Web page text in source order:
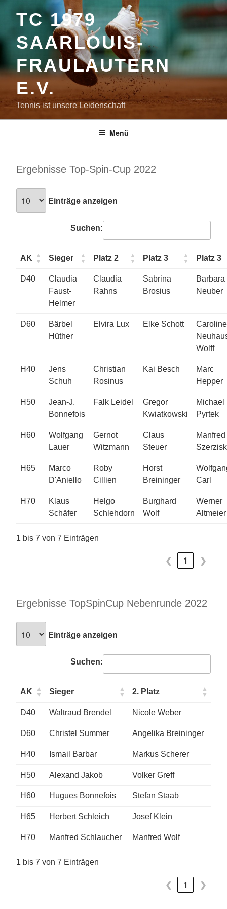
InhaltTC 1979
SAARLOUIS-
FRAULAUTERN
E.V.
Tennis ist unsere Leidenschaft
Menü
Ergebnisse Top-Spin-Cup 2022
Einträge anzeigen
Suchen:
AK Sieger Platz 2 Platz 3 Platz 3
D40
Claudia
Faust-
Helmer
Claudia
Rahns
Sabrina
Brosius
Barbara
Neuber
D60
Bärbel
Hüther
Elvira Lux Elke Schott
Caroline
Wolff
H40
Jens
Schuh
Christian
Rosinus
Kai Besch
Marc
Hepper
H50
Jean-J.
Bonnefois
Falk Leidel
Gregor
Kwiatkowski
Michael
Pyrtek
H60
Wolfgang
Lauer
Gernot
Witzmann
Claus
Steuer
Manfred
H65
Marco
D'Aniello
Roby
Cillien
Horst
Breininger
Carl
H70
Klaus
Schäfer
Helgo
Schlehdorn
Burghard
Wolf
Werner
Altmeier
1 bis 7 von 7 Einträgen
❮ 1 ❯
Ergebnisse TopSpinCup Nebenrunde 2022
Einträge anzeigen
Suchen:
AK Sieger 2. Platz
D40 Waltraud Brendel Nicole Weber
D60 Christel Summer Angelika Breininger
H40 Ismail Barbar Markus Scherer
H50 Alexand Jakob Volker Greff
H60 Hugues Bonnefois Stefan Staab
H65 Herbert Schleich Josef Klein
H70 Manfred Schlaucher Manfred Wolf
1 bis 7 von 7 Einträgen
❮ 1 ❯